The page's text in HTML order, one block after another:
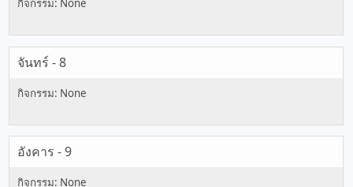
จันทร์ - 8
อังคาร - 9